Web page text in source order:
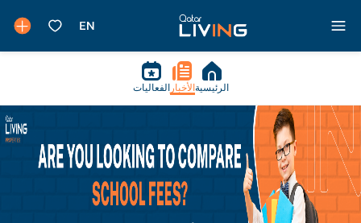
الرئيسية الأخبار الفعاليات